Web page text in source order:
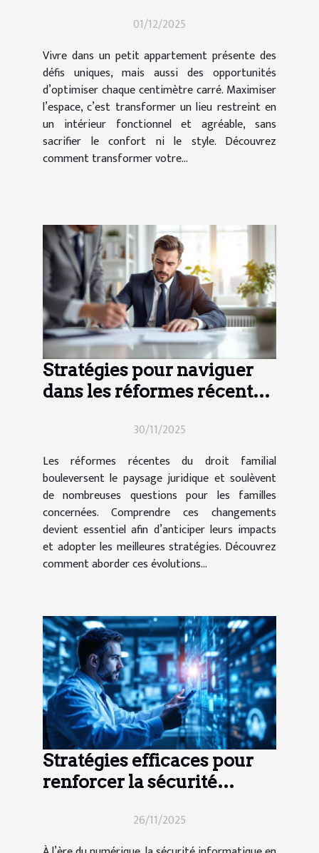
01/12/2025
Vivre dans un petit appartement présente des
défis uniques, mais aussi des opportunités
d’optimiser chaque centimètre carré. Maximiser
l’espace, c’est transformer un lieu restreint en
un intérieur fonctionnel et agréable, sans
sacrifier le confort ni le style. Découvrez
comment transformer votre...
Stratégies pour naviguer
dans les réformes récentes
30/11/2025
Les réformes récentes du droit familial
bouleversent le paysage juridique et soulèvent
de nombreuses questions pour les familles
concernées. Comprendre ces changements
devient essentiel afin d’anticiper leurs impacts
et adopter les meilleures stratégies. Découvrez
comment aborder ces évolutions...
Stratégies efficaces pour
renforcer la sécurité
26/11/2025